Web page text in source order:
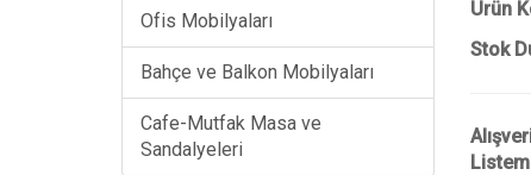
Ofis Mobilyaları
Bahçe ve Balkon Mobilyaları
Cafe-Mutfak Masa ve
Sandalyeleri
Ürün
Stok